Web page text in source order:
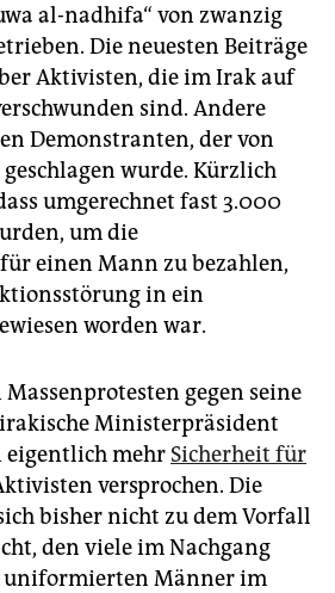
al-nadhifa“ von zwanzig
Die neuesten Beiträge
Aktivisten, die im Irak auf
sind. Andere
Demonstranten, der von
wurde. Kürzlich
umgerechnet fast 3.000
um die
einen Mann zu bezahlen,
in ein
worden war.
gegen seine
Ministerpräsident
eigentlich mehr Sicherheit für
versprochen. Die
bisher nicht zu dem Vorfall
den viele im Nachgang
uniformierten Männer im